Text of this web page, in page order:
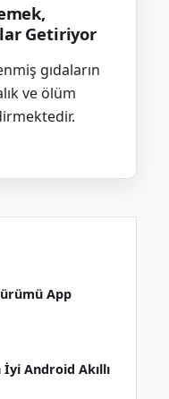
Getiriyor
gıdaların
ve ölüm
App
İyi Android Akıllı